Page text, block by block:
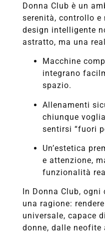
Donna Club è un
serenità, controllo e
design intelligente
astratto, ma una
Macchine
integrano
spazio.
Allenamenti
chiunque
sentirsi “fuori
Un’estetica
e attenzione,
funzionalità
In Donna Club,
una ragione:
universale, capace
donne, dalle neofite